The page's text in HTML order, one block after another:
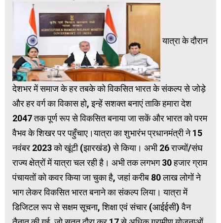
यात्रा के दौरान
देशभर में समाज के हर तबके को विकसित भारत के संकल्प से जोड़े
और हर वर्ग का विकास हो, इन्हें सशक्त बनाएं ताकि हमारा देश
2047 तक पूर्ण रूप से विकसित बनाया जा सकें और भारत को परम
वैभव के शिखर पर पहुँचाए।यात्रा का शुभारंभ प्रधानमंत्री ने 15
नवंबर 2023 को खूंटी (झारखंड) से किया। अभी 26 राज्यों/संघ
राज्य क्षेत्रों में यात्रा चल रही है। अभी तक लगभग 30 हजार ग्राम
पंचायतों को कवर किया जा चुका है, जहां करीब 80 लाख लोगों ने
भाग लेकर विकसित भारत बनाने का संकल्प लिया। यात्रा में
डिजिटल रूप से सक्षम सूचना, शिक्षा एवं संचार (आईईसी) वैन